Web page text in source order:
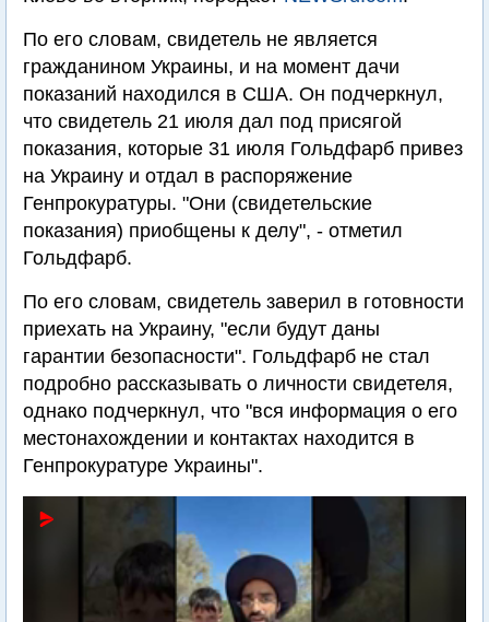
По его словам, свидетель не является
гражданином Украины, и на момент дачи
показаний находился в США. Он подчеркнул,
что свидетель 21 июля дал под присягой
показания, которые 31 июля Гольдфарб привез
на Украину и отдал в распоряжение
Генпрокуратуры. "Они (свидетельские
показания) приобщены к делу", - отметил
Гольдфарб.
По его словам, свидетель заверил в готовности
приехать на Украину, "если будут даны
гарантии безопасности". Гольдфарб не стал
подробно рассказывать о личности свидетеля,
однако подчеркнул, что "вся информация о его
местонахождении и контактах находится в
Генпрокуратуре Украины".